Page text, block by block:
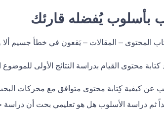
المحتوى – المقالات – يَقعون في خطأ جسيم ألا
كتابة محتوى القيام بدراسة النتائج الأولى
عن كيفية كِتابة محتوى متوافق مع محركات
ثم دراسة الأسلوب هل هو تعليمي بحت أن دراسة